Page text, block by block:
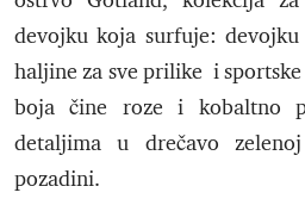
devojku koja surfuje:
haljine za sve prilike i
boja čine roze i kobaltno
detaljima u drečavo
pozadini.